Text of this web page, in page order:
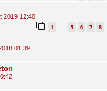
2019 12:40
1 … 5 6 7 8
01:39